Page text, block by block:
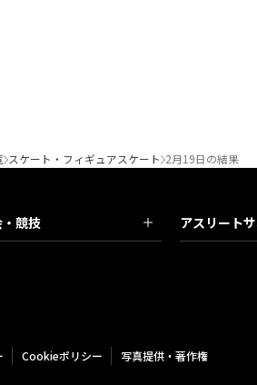
スケート・フィギュアスケート 2月19日の結果
競技 アスリート
Cookieポリシー 写真提供・著作権